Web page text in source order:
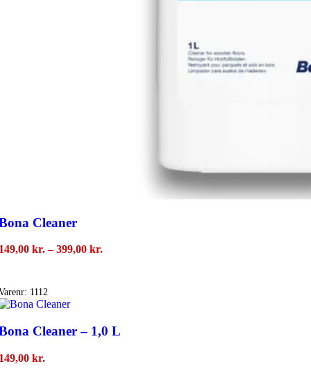
Cleaner
kr. – 399,00 kr.
1112
Cleaner – 1,0 L
kr.